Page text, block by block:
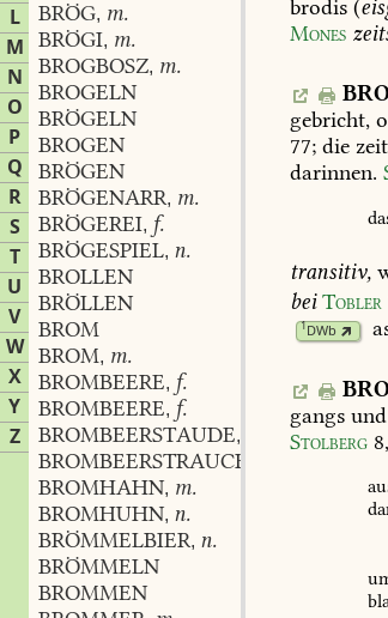
L
M
N
O
P
Q
R
S
T
U
V
W
X
Y
Z
BRÖG, m.
BRÖGI, m.
BROGBOSZ, m.
BROGELN
BRÖGELN
BROGEN
BRÖGEN
BRÖGENARR, m.
BRÖGEREI, f.
BRÖGESPIEL, n.
BROLLEN
BRÖLLEN
BROM
BROM, m.
BROMBEERE, f.
BROMBEERE, f.
BROMBEERSTAUDE,
BROMBEERSTRAUCH
BROMHAHN, m.
BROMHUHN, n.
BRÖMMELBIER, n.
BRÖMMELN
BROMMEN
brodis (
Mones
gebricht,
77; die
darinnen.
transitiv,
bei Tobler
1DWb
gangs und
Stolberg 8,